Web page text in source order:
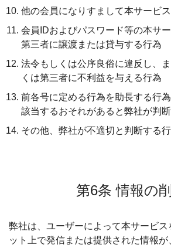
他の会員になりすまして本サービ
会員IDおよびパスワード等の本サ
第三者に譲渡または貸与する行為
法令もしくは公序良俗に違反し、
くは第三者に不利益を与える行為
前各号に定める行為を助長する行
該当するおそれがあると弊社が判
その他、弊社が不適切と判断する
第6条 情報の
弊社は、ユーザーによって本サービ
ット上で発信または提供された情報